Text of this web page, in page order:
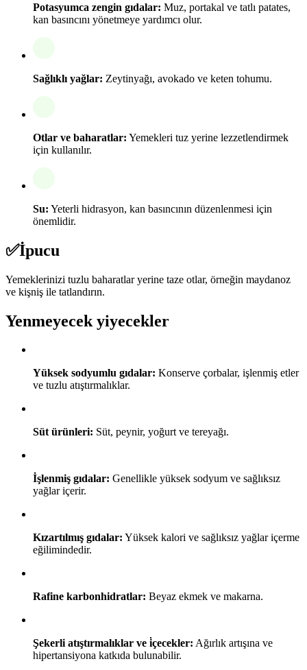
Potasyumca zengin gıdalar: Muz, portakal ve tatlı patates,
kan basıncını yönetmeye yardımcı olur.
Sağlıklı yağlar: Zeytinyağı, avokado ve keten tohumu.
Otlar ve baharatlar: Yemekleri tuz yerine lezzetlendirmek
için kullanılır.
Su: Yeterli hidrasyon, kan basıncının düzenlenmesi için
önemlidir.
✅İpucu
Yemeklerinizi tuzlu baharatlar yerine taze otlar, örneğin maydanoz
ve kişniş ile tatlandırın.
Yenmeyecek yiyecekler
Yüksek sodyumlu gıdalar: Konserve çorbalar, işlenmiş etler
ve tuzlu atıştırmalıklar.
Süt ürünleri: Süt, peynir, yoğurt ve tereyağı.
İşlenmiş gıdalar: Genellikle yüksek sodyum ve sağlıksız
yağlar içerir.
Kızartılmış gıdalar: Yüksek kalori ve sağlıksız yağlar içerme
eğilimindedir.
Rafine karbonhidratlar: Beyaz ekmek ve makarna.
Şekerli atıştırmalıklar ve i̇çecekler: Ağırlık artışına ve
hipertansiyona katkıda bulunabilir.